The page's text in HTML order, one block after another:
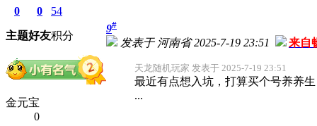
0
主题
0
好友
54
积分
金元宝
0
9#
发表于 河南省 2025-7-19 23:51 来自
天龙随机玩家 发表于 2025-7-19 23:51
最近有点想入坑，打算买个号养养
...